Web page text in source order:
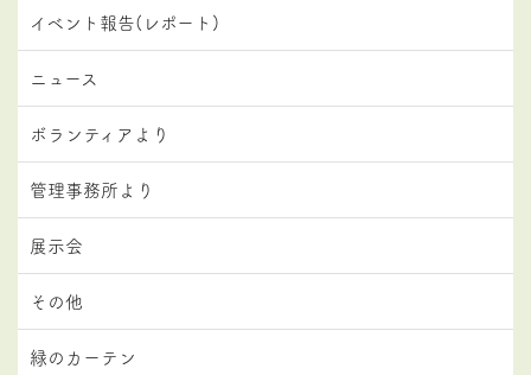
イベント報告(レポート)
ニュース
ボランティアより
管理事務所より
展示会
その他
緑のカーテン